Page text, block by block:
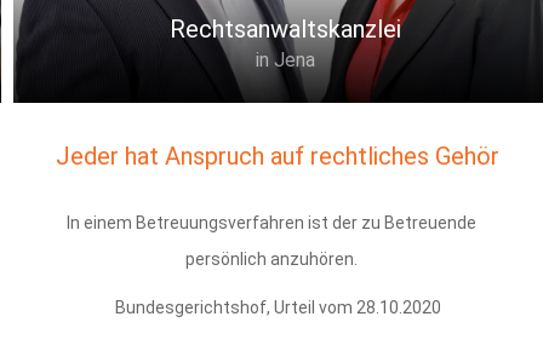
Rechtsanwaltskanzlei
in Jena
Jeder hat Anspruch auf rechtliches Gehör
In einem Betreuungsverfahren ist der zu Betreuende
persönlich anzuhören.
Bundesgerichtshof, Urteil vom 28.10.2020